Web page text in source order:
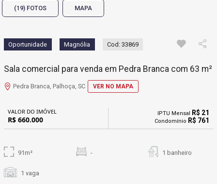
(19) FOTOS MAPA
Oportunidade Magnólia Cod: 33869
Sala comercial para venda em Pedra Branca com 63 m²
Pedra Branca, Palhoça, SC VER NO MAPA
VALOR DO IMÓVEL
R$ 660.000
IPTU Mensal R$ 21
Condomínio R$ 761
91m² - 1 banheiro
1 vaga